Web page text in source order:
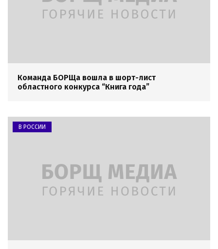
Команда БОРЩа вошла в шорт-лист
областного конкурса “Книга года”
В РОССИИ